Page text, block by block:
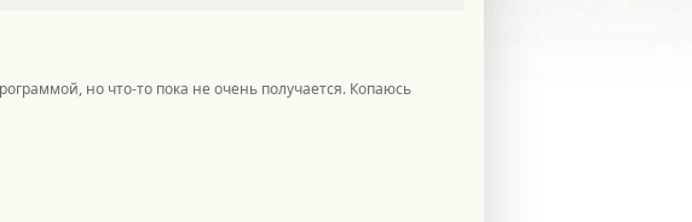
но что-то пока не очень получается. Копаюсь